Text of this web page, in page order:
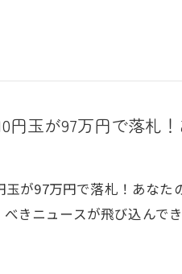
円玉が97万円で落札
玉が97万円で落札！あな
きニュースが飛び込んで